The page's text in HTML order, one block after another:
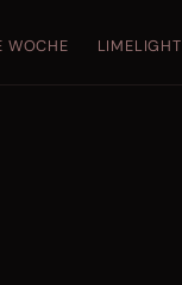
WOCHE LIMELIGHT